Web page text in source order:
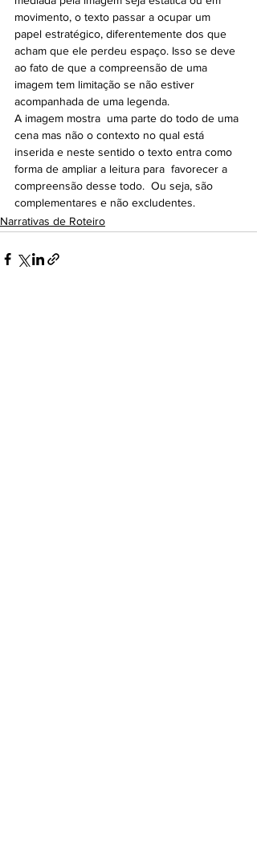
movimento, o texto passar a ocupar um
papel estratégico, diferentemente dos que
acham que ele perdeu espaço. Isso se deve
ao fato de que a compreensão de uma
imagem tem limitação se não estiver
acompanhada de uma legenda.
A imagem mostra  uma parte do todo de uma
cena mas não o contexto no qual está
inserida e neste sentido o texto entra como
forma de ampliar a leitura para  favorecer a
compreensão desse todo.  Ou seja, são
complementares e não excludentes.
Narrativas de Roteiro